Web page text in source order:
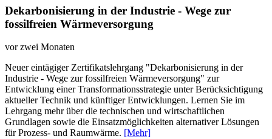
Dekarbonisierung in der Industrie - Wege zur
fossilfreien Wärmeversorgung
vor zwei Monaten
Neuer eintägiger Zertifikatslehrgang "Dekarbonisierung in der
Industrie - Wege zur fossilfreien Wärmeversorgung" zur
Entwicklung einer Transformationsstrategie unter Berücksichtigung
aktueller Technik und künftiger Entwicklungen. Lernen Sie im
Lehrgang mehr über die technischen und wirtschaftlichen
Grundlagen sowie die Einsatzmöglichkeiten alternativer Lösungen
für Prozess- und Raumwärme. [Mehr]